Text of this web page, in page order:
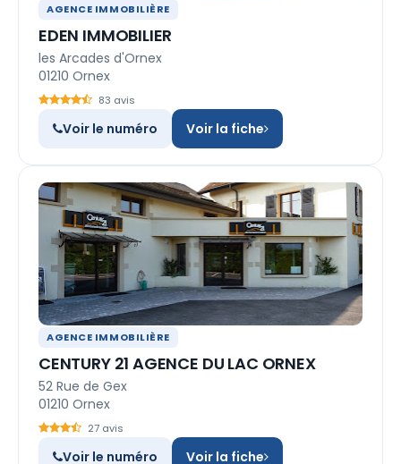
AGENCE IMMOBILIÈRE
EDEN IMMOBILIER
les Arcades d'Ornex
01210 Ornex
83 avis
Voir le numéro Voir la fiche
AGENCE IMMOBILIÈRE
CENTURY 21 AGENCE DU LAC ORNEX
52 Rue de Gex
01210 Ornex
27 avis
Voir le numéro Voir la fiche